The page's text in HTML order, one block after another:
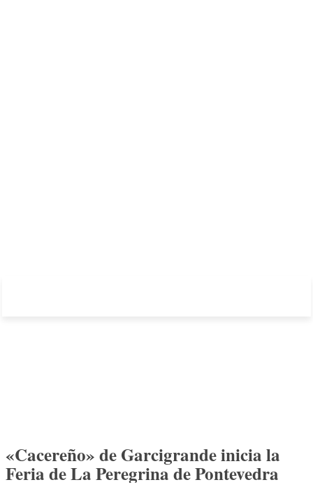
«Cacereño» de Garcigrande inicia la
Feria de La Peregrina de Pontevedra